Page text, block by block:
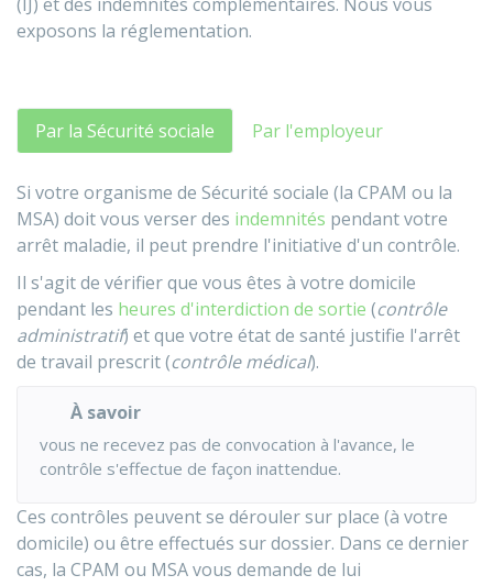
exposons la réglementation.
Par la Sécurité sociale Par l'employeur
Si votre organisme de Sécurité sociale (la CPAM ou la
MSA) doit vous verser des indemnités pendant votre
arrêt maladie, il peut prendre l'initiative d'un contrôle.
Il s'agit de vérifier que vous êtes à votre domicile
pendant les heures d'interdiction de sortie (contrôle
administratif) et que votre état de santé justifie l'arrêt
de travail prescrit (contrôle médical).
À savoir
vous ne recevez pas de convocation à l'avance, le
contrôle s'effectue de façon inattendue.
Ces contrôles peuvent se dérouler sur place (à votre
domicile) ou être effectués sur dossier. Dans ce dernier
cas, la CPAM ou MSA vous demande de lui